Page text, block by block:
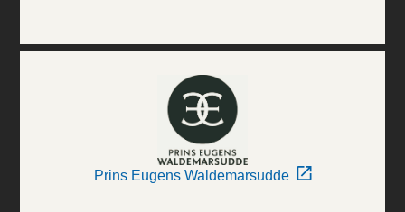
Prins Eugens Waldemarsudde